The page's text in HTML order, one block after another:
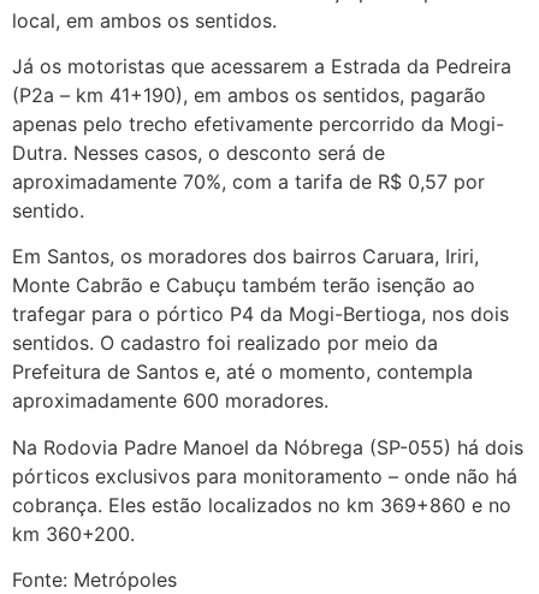
local, em ambos os sentidos.
Já os motoristas que acessarem a Estrada da Pedreira
(P2a – km 41+190), em ambos os sentidos, pagarão
apenas pelo trecho efetivamente percorrido da Mogi-
Dutra. Nesses casos, o desconto será de
aproximadamente 70%, com a tarifa de R$ 0,57 por
sentido.
Em Santos, os moradores dos bairros Caruara, Iriri,
Monte Cabrão e Cabuçu também terão isenção ao
trafegar para o pórtico P4 da Mogi-Bertioga, nos dois
sentidos. O cadastro foi realizado por meio da
Prefeitura de Santos e, até o momento, contempla
aproximadamente 600 moradores.
Na Rodovia Padre Manoel da Nóbrega (SP-055) há dois
pórticos exclusivos para monitoramento – onde não há
cobrança. Eles estão localizados no km 369+860 e no
km 360+200.
Fonte: Metrópoles